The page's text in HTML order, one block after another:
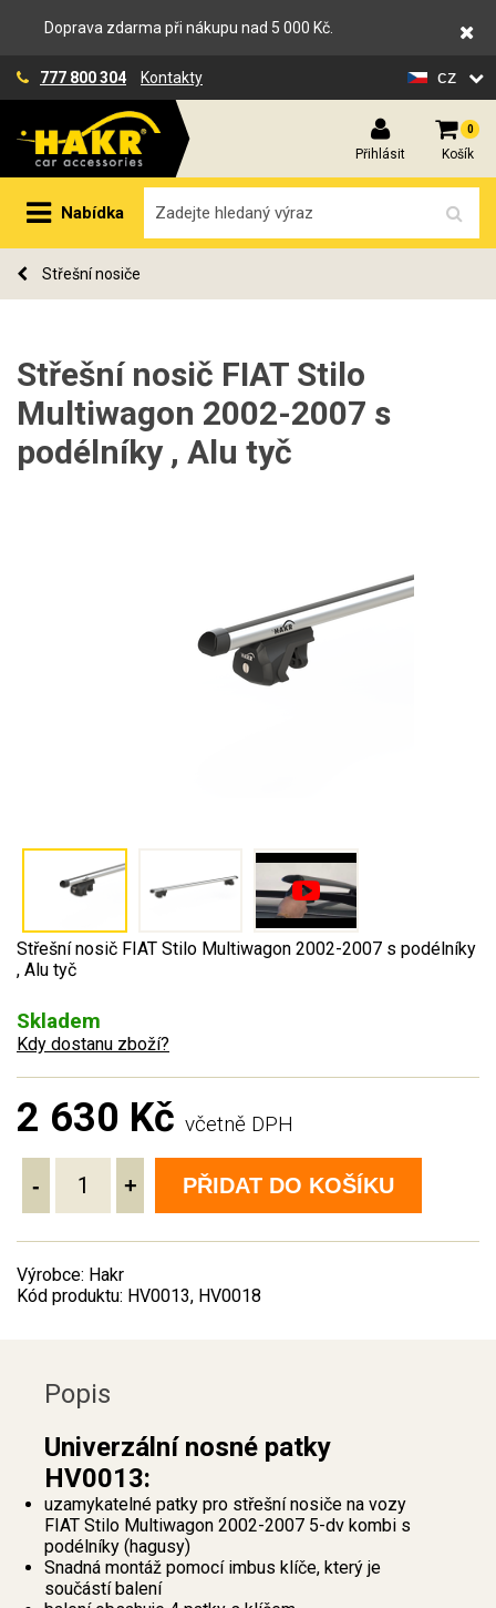
Doprava zdarma při nákupu nad 5 000 Kč.
777 800 304 Kontakty cz
Přihlásit
0
Košík
Nabídka
Střešní nosiče
Střešní nosič FIAT Stilo
Multiwagon 2002-2007 s
podélníky , Alu tyč
Střešní nosič FIAT Stilo Multiwagon 2002-2007 s podélníky
, Alu tyč
Skladem
Kdy dostanu zboží?
2 630 Kč včetně DPH
- + PŘIDAT DO KOŠÍKU
Výrobce: Hakr
Kód produktu: HV0013, HV0018
Popis
Univerzální nosné patky
HV0013:
uzamykatelné patky pro střešní nosiče na vozy
FIAT Stilo Multiwagon 2002-2007 5-dv kombi s
podélníky (hagusy)
Snadná montáž pomocí imbus klíče, který je
součástí balení